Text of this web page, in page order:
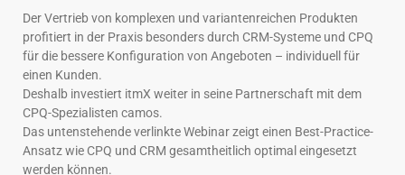
Der Vertrieb von komplexen und variantenreichen Produkten
profitiert in der Praxis besonders durch CRM-Systeme und CPQ
für die bessere Konfiguration von Angeboten – individuell für
einen Kunden.
Deshalb investiert itmX weiter in seine Partnerschaft mit dem
CPQ-Spezialisten camos.
Das untenstehende verlinkte Webinar zeigt einen Best-Practice-
Ansatz wie CPQ und CRM gesamtheitlich optimal eingesetzt
werden können.